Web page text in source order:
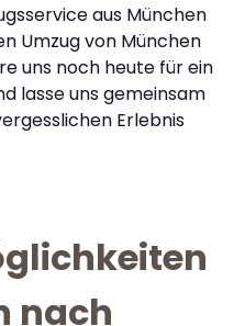
aus München
Umzug von München
uns noch heute für ein
lasse uns gemeinsam
Erlebnis
nach